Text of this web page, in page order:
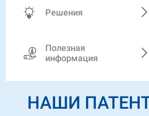
Решения
Полезная
информация
НАШИ